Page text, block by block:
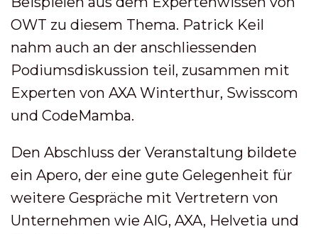
OWT zu diesem Thema. Patrick Keil
nahm auch an der anschliessenden
Podiumsdiskussion teil, zusammen mit
Experten von AXA Winterthur, Swisscom
und CodeMamba.
Den Abschluss der Veranstaltung bildete
ein Apero, der eine gute Gelegenheit für
weitere Gespräche mit Vertretern von
Unternehmen wie AIG, AXA, Helvetia und